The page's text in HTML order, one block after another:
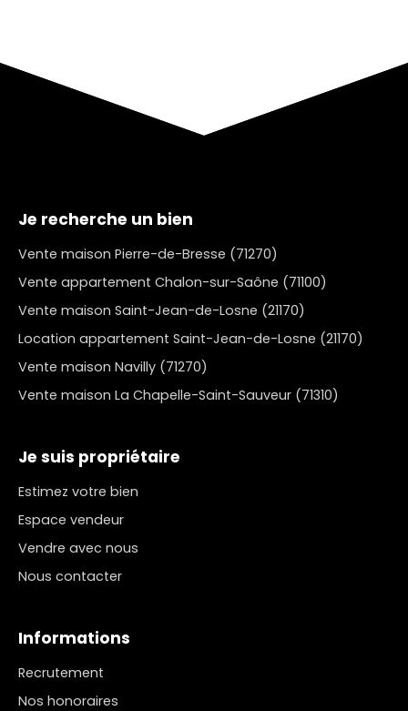
Je recherche un bien
Vente maison Pierre-de-Bresse (71270)
Vente appartement Chalon-sur-Saône (71100)
Vente maison Saint-Jean-de-Losne (21170)
Location appartement Saint-Jean-de-Losne (21170)
Vente maison Navilly (71270)
Vente maison La Chapelle-Saint-Sauveur (71310)
Je suis propriétaire
Estimez votre bien
Espace vendeur
Vendre avec nous
Nous contacter
Informations
Recrutement
Nos honoraires